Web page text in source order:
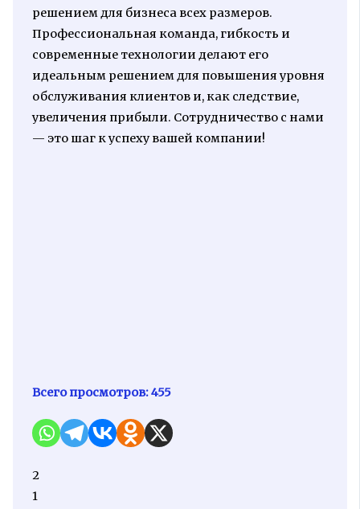
решением для бизнеса всех размеров.
Профессиональная команда, гибкость и
современные технологии делают его
идеальным решением для повышения уровня
обслуживания клиентов и, как следствие,
увеличения прибыли. Сотрудничество с нами
— это шаг к успеху вашей компании!
Всего просмотров:455
2
1